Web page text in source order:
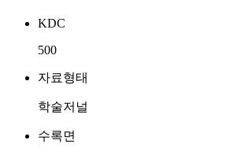
KDC
500
자료형태
학술저널
수록면